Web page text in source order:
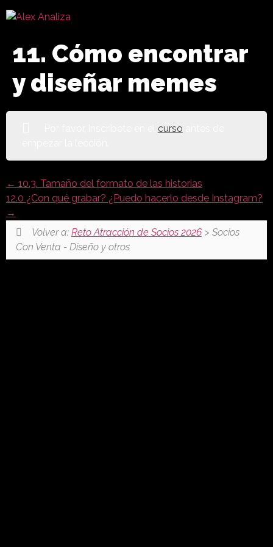
11. Cómo encontrar
y diseñar memes
curso
10.3. Tamaño del formato de las historias
12.0 ¿Con qué grabar? ¿Puedo hacerlo desde Instagram?
Volver a: Reto Atracción de Socios 2026> Socios
Con Venta - Diseño y otros